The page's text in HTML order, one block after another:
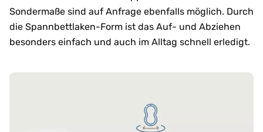
Sondermaße sind auf Anfrage ebenfalls möglich. Durch
die Spannbettlaken-Form ist das Auf- und Abziehen
besonders einfach und auch im Alltag schnell erledigt.